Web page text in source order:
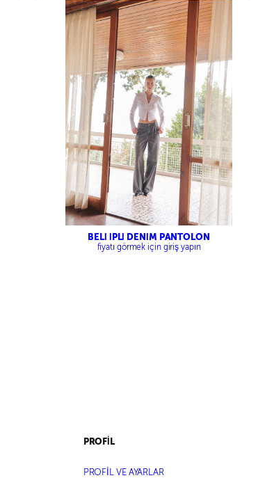
BELİ İPLİ DENİM PANTOLON
fiyatı görmek için giriş yapın
PROFİL
PROFİL VE AYARLAR